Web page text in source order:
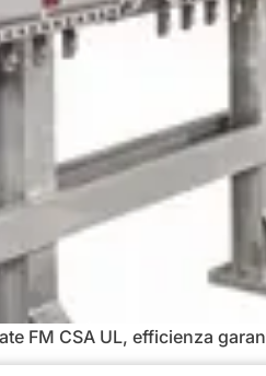
FM CSA UL, efficienza